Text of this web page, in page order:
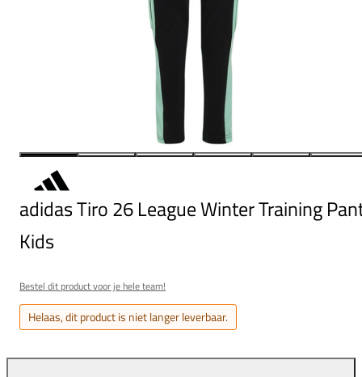
adidas Tiro 26 League Winter Training
Kids
Bestel dit product voor je hele team!
Helaas, dit product is niet langer leverbaar.